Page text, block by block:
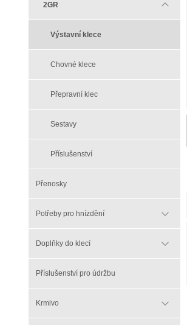
2GR
Výstavní klece
Chovné klece
Přepravní klec
Sestavy
Příslušenství
Přenosky
Potřeby pro hnízdění
Doplňky do klecí
Příslušenství pro údržbu
Krmivo